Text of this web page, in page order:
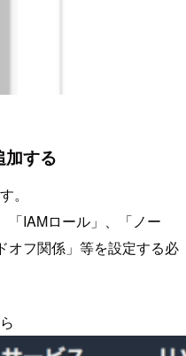
する
。
「IAMロール」、「ノー
オフ関係」等を設定する必